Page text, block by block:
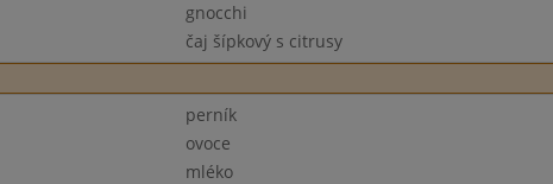
gnocchi
čaj šípkový s citrusy
perník
ovoce
mléko